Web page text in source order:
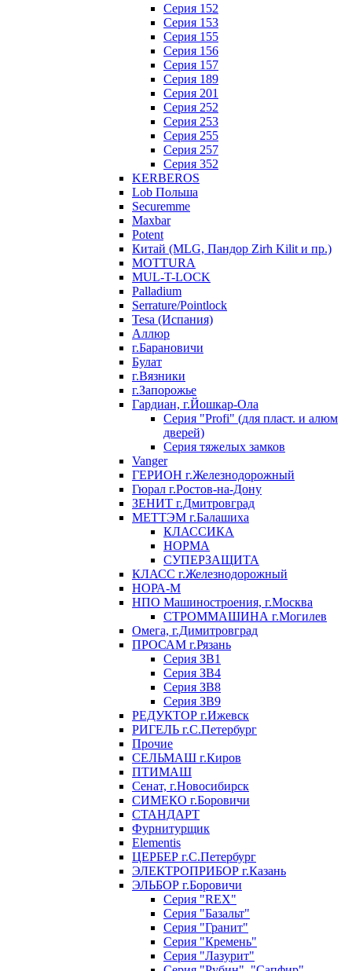
Серия 152
Серия 153
Серия 155
Серия 156
Серия 157
Серия 189
Серия 201
Серия 252
Серия 253
Серия 255
Серия 257
Серия 352
KERBEROS
Lob Польша
Securemme
Maxbar
Potent
Китай (MLG, Пандор Zirh Kilit и пр.)
MOTTURA
MUL-T-LOCK
Palladium
Serrature/Pointlock
Tesa (Испания)
Аллюр
г.Барановичи
Булат
г.Вязники
г.Запорожье
Гардиан, г.Йошкар-Ола
Серия "Profi" (для пласт. и алюм
дверей)
Серия тяжелых замков
Vanger
ГЕРИОН г.Железнодорожный
Гюрал г.Ростов-на-Дону
ЗЕНИТ г.Дмитровград
МЕТТЭМ г.Балашиха
КЛАССИКА
НОРМА
СУПЕРЗАЩИТА
КЛАСС г.Железнодорожный
НОРА-М
НПО Машиностроения, г.Москва
СТРОММАШИНА г.Могилев
Омега, г.Димитровград
ПРОСАМ г.Рязань
Серия ЗВ1
Серия ЗВ4
Серия ЗВ8
Серия ЗВ9
РЕДУКТОР г.Ижевск
РИГЕЛЬ г.С.Петербург
Прочие
СЕЛЬМАШ г.Киров
ПТИМАШ
Сенат, г.Новосибирск
СИМЕКО г.Боровичи
СТАНДАРТ
Фурнитурщик
Elementis
ЦЕРБЕР г.С.Петербург
ЭЛЕКТРОПРИБОР г.Казань
ЭЛЬБОР г.Боровичи
Серия "REX"
Серия "Базальт"
Серия "Гранит"
Серия "Кремень"
Серия "Лазурит"